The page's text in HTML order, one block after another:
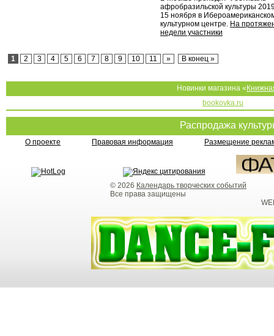
афробразильской культуры
15 ноября в
культурном центре. На
недели участники
1 2 3 4 5 6 7 8 9 10 11 » В конец »
Новинки магазина «
bookovka.ru
Распродажа
О проекте Правовая информация Размещение
© 2026 Календарь творческих событий
Все права защищены